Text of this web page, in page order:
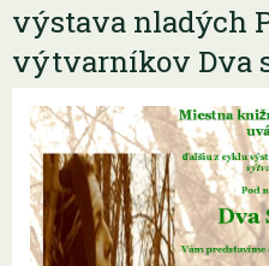
výstava nladých
výtvarníkov Dva